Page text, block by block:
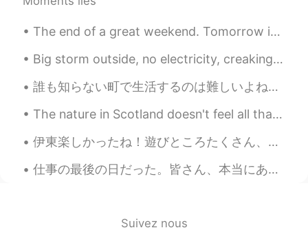
marei.yamada 2019.07.30 15:58
JP CN
仕事 の
最後の日だった。
これからも、皆頑張ってください。
さて、明日日本 へ 迎えてワーホリを楽
から、
ワーホリを楽しむ
The end of a great weekend. Tomorrow it's back to work and reality. Luckily it is only 2 and a ha...
Big storm outside, no electricity, creaking walls but a bright and dancing northern light to keep...
誰も知らない町で生活するのは難しいよね。特に無職の場合日々がずっと長く感じる。そして孤独感が強く深まる。東京では皆は自分一人での忙しい生活で忙しくて、親しい友達を作るのは簡単ではない。こうい時は...
The nature in Scotland doesn't feel all that different from how it looks in Norway, but it is sti...
伊東楽しかったね！遊びところたくさん、あって、食べ物も悪くなかった。天気も出かけ絶好だったね。また伊豆に行って遊びたいなあ。下田とか、白浜ビーチとか 残念ながら明日は仕事。。でもすぐ4連休が...
仕事の最後の日だった。皆さん、本当にありがとう。将来、皆頑張ってください。この二年間半は勉強になった。仕事のやり方だけではなくて、自分の性格も磨けたと思う。プレゼントも皆ありがとう！ さて、明...
Suivez nous